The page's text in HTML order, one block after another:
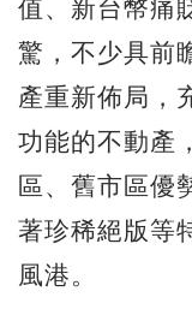
值、新台幣痛
驚，不少具前
產重新佈局，
功能的不動產
區、舊市區優
著珍稀絕版等
風港。